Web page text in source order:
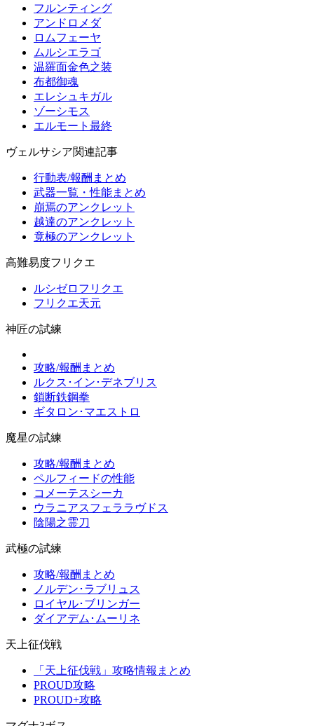
フルンティング
アンドロメダ
ロムフェーヤ
ムルシエラゴ
温羅面金色之装
布都御魂
エレシュキガル
ゾーシモス
エルモート最終
ヴェルサシア関連記事
行動表/報酬まとめ
武器一覧・性能まとめ
崩焉のアンクレット
越達のアンクレット
竟極のアンクレット
高難易度フリクエ
ルシゼロフリクエ
フリクエ天元
神匠の試練
攻略/報酬まとめ
ルクス･イン･デネブリス
鎖断鉄鋼拳
ギタロン･マエストロ
魔星の試練
攻略/報酬まとめ
ペルフィードの性能
コメーテスシーカ
ウラニアスフェララヴドス
陰陽之霊刀
武極の試練
攻略/報酬まとめ
ノルデン･ラブリュス
ロイヤル･ブリンガー
ダイアデム･ムーリネ
天上征伐戦
「天上征伐戦」攻略情報まとめ
PROUD攻略
PROUD+攻略